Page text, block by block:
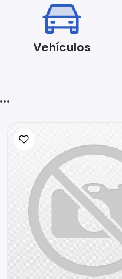
Vehículos